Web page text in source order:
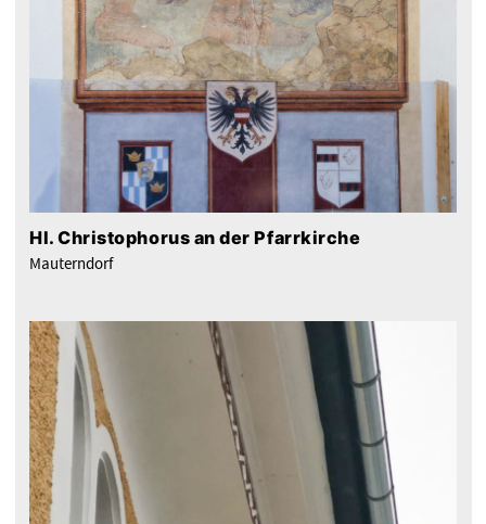
Hl. Christophorus an der Pfarrkirche
Mauterndorf